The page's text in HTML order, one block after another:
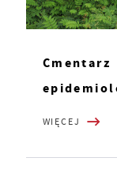
Cmentarz
WIĘCEJ